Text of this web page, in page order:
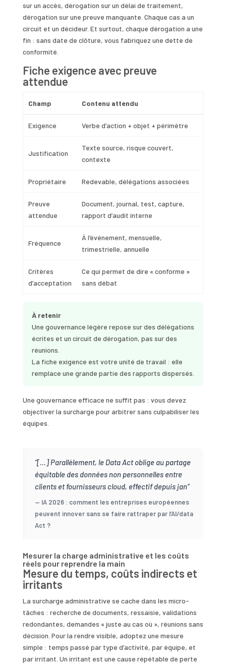
sur un accès, dérogation sur un délai de traitement,
dérogation sur une preuve manquante. Chaque cas a un
circuit et un décideur. Et surtout, chaque dérogation a une
fin : sans date de clôture, vous fabriquez une dette de
conformité.
Fiche exigence avec preuve
attendue
Champ Contenu attendu
Exigence Verbe d’action + objet + périmètre
Justification
Texte source, risque couvert,
contexte
Propriétaire Redevable, délégations associées
Preuve
attendue
Document, journal, test, capture,
rapport d’audit interne
Fréquence
À l’événement, mensuelle,
trimestrielle, annuelle
Critères
d’acceptation
Ce qui permet de dire « conforme »
sans débat
À retenir
Une gouvernance légère repose sur des délégations
écrites et un circuit de dérogation, pas sur des
réunions.
La fiche exigence est votre unité de travail : elle
remplace une grande partie des rapports dispersés.
Une gouvernance efficace ne suffit pas : vous devez
objectiver la surcharge pour arbitrer sans culpabiliser les
équipes.
“[…] Parallèlement, le Data Act oblige au partage
équitable des données non personnelles entre
clients et fournisseurs cloud, effectif depuis jan”
— IA 2026 : comment les entreprises européennes
peuvent innover sans se faire rattraper par l’AI/data
Act ?
Mesurer la charge administrative et les coûts
réels pour reprendre la main
Mesure du temps, coûts indirects et
irritants
La surcharge administrative se cache dans les micro-
tâches : recherche de documents, ressaisie, validations
redondantes, demandes « juste au cas où », réunions sans
décision. Pour la rendre visible, adoptez une mesure
simple : temps passé par type d’activité, par équipe, et
par irritant. Un irritant est une cause répétable de perte